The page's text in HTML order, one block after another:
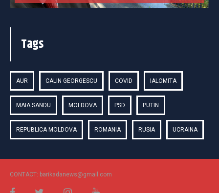
Tags
AUR CALIN GEORGESCU COVID IALOMITA
MAIA SANDU MOLDOVA PSD PUTIN
REPUBLICA MOLDOVA ROMANIA RUSIA UCRAINA
CONTACT: barikadanews@gmail.com